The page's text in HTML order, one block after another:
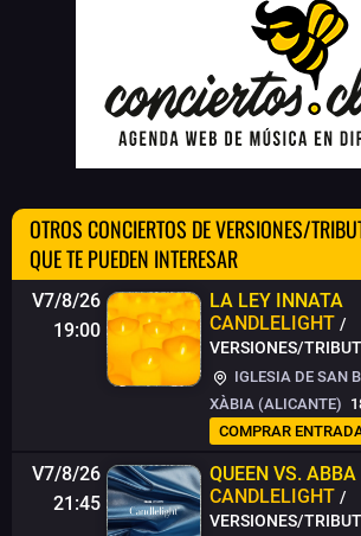
OTROS CONCIERTOS DE VERSIONES/
QUE TE PUEDEN INTERESAR
V7/8/26
19:00
LA LEY INNATA
CANDLELIGHT /
VERSIONES/
IGLESIA DE SAN
XÀBIA (ALICANTE)
COMPRAR
V7/8/26
21:45
QUEEN VS. ABBA
CANDLELIGHT /
VERSIONES/